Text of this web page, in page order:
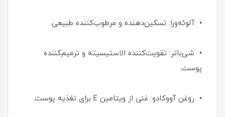
• آلوئه‌ورا: تسکین‌دهنده و مرطوب‌کننده طبیعی.
• شی‌باتر: تقویت‌کننده الاستیسیته و ترمیم‌کننده
پوست.
• روغن آووکادو: غنی از ویتامین E برای تغذیه پوست.